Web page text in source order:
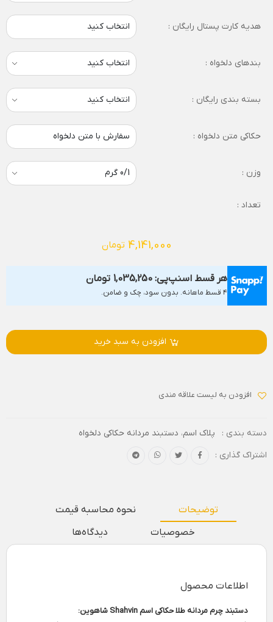
هدیه کارت پستال رایگان : انتخاب کنید
بندهای دلخواه :
بسته بندی رایگان :
حکاکی متن دلخواه : سفارش با متن دلخواه
وزن :
تعداد :
4,141,000 تومان
هر قسط اسنپ‌پی: 1,035,250 تومان
۴ قسط ماهانه. بدون سود، چک و ضامن.
افزودن به سبد خرید
افزودن به لیست علاقه مندی
دسته بندی : پلاک اسم، دستبند مردانه حکاکی دلخواه
اشتراک گذاری :
توضیحات
نحوه محاسبه قیمت
خصوصیات
دیدگاه‌ها
اطلاعات محصول
دستبند چرم مردانه طلا حکاکی اسم Shahvin شاهوین: